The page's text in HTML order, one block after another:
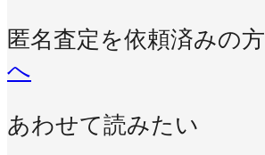
匿名査定を依頼済みの方
へ
あわせて読みたい